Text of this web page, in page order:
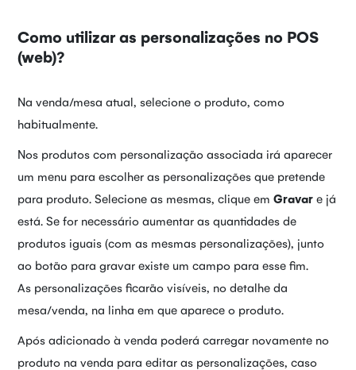
Como utilizar as personalizações no POS
(web)?
Na venda/mesa atual, selecione o produto, como
habitualmente.
Nos produtos com personalização associada irá aparecer
um menu para escolher as personalizações que pretende
para produto. Selecione as mesmas, clique emGravar e já
está. Se for necessário aumentar as quantidades de
produtos iguais (com as mesmas personalizações), junto
ao botão para gravar existe um campo para esse fim.
As personalizações ficarão visíveis, no detalhe da
mesa/venda, na linha em que aparece o produto.
Após adicionado à venda poderá carregar novamente no
produto na venda para editar as personalizações, caso